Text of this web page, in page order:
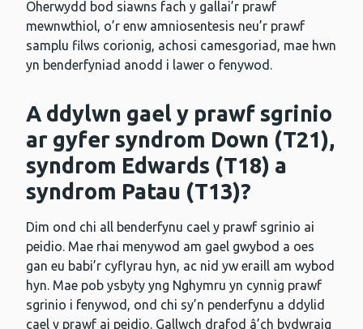
Oherwydd bod siawns fach y gallai’r prawf
mewnwthiol, o’r enw amniosentesis neu’r prawf
samplu filws corionig, achosi camesgoriad, mae hwn
yn benderfyniad anodd i lawer o fenywod.
A ddylwn gael y prawf sgrinio
ar gyfer syndrom Down (T21),
syndrom Edwards (T18) a
syndrom Patau (T13)?
Dim ond chi all benderfynu cael y prawf sgrinio ai
peidio. Mae rhai menywod am gael gwybod a oes
gan eu babi’r cyflyrau hyn, ac nid yw eraill am wybod
hyn. Mae pob ysbyty yng Nghymru yn cynnig prawf
sgrinio i fenywod, ond chi sy’n penderfynu a ddylid
cael y prawf ai peidio. Gallwch drafod â’ch bydwraig